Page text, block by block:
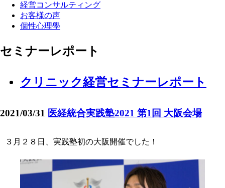
経営コンサルティング
お客様の声
個性心理學
セミナーレポート
クリニック経営セミナーレポート
2021/03/31 医経統合実践塾2021 第1回 大阪会場
３月２８日、実践塾初の大阪開催でした！